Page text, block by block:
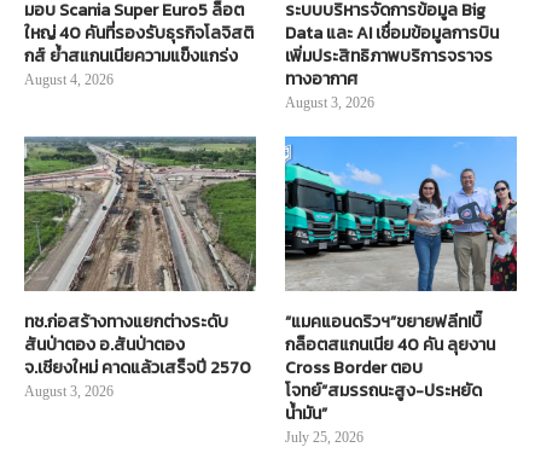
มอบ Scania Super Euro5 ล็อต
ใหญ่ 40 คันที่รองรับธุรกิจโลจิสติ
กส์ ย้ำสแกนเนียความแข็งแกร่ง
August 4, 2026
ระบบบริหารจัดการข้อมูล Big
Data และ AI เชื่อมข้อมูลการบิน
เพิ่มประสิทธิภาพบริการจราจร
ทางอากาศ
August 3, 2026
ทช.ก่อสร้างทางแยกต่างระดับ
สันป่าตอง อ.สันป่าตอง
จ.เชียงใหม่ คาดแล้วเสร็จปี 2570
August 3, 2026
“แมคแอนดริวฯ”ขยายฟลีท!บิ๊
กล็อตสแกนเนีย 40 คัน ลุยงาน
Cross Border ตอบ
โจทย์“สมรรถนะสูง-ประหยัด
น้ำมัน”
July 25, 2026